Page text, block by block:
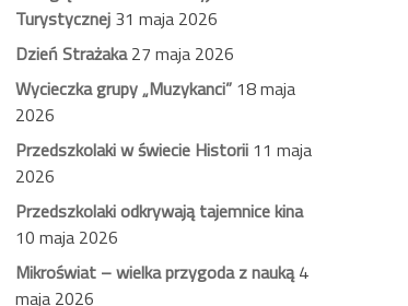
Turystycznej 31 maja 2026
Dzień Strażaka 27 maja 2026
Wycieczka grupy „Muzykanci” 18 maja
2026
Przedszkolaki w świecie Historii 11 maja
2026
Przedszkolaki odkrywają tajemnice kina
10 maja 2026
Mikroświat – wielka przygoda z nauką 4
maja 2026